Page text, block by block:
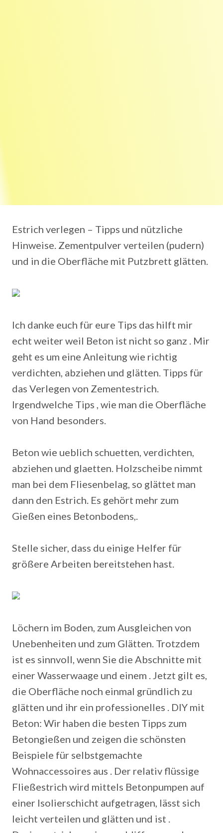
Estrich verlegen – Tipps und nützliche
Hinweise. Zementpulver verteilen (pudern)
und in die Oberfläche mit Putzbrett glätten.
Ich danke euch für eure Tips das hilft mir
echt weiter weil Beton ist nicht so ganz . Mir
geht es um eine Anleitung wie richtig
verdichten, abziehen und glätten. Tipps für
das Verlegen von Zementestrich.
Irgendwelche Tips , wie man die Oberfläche
von Hand besonders.
Beton wie ueblich schuetten, verdichten,
abziehen und glaetten. Holzscheibe nimmt
man bei dem Fliesenbelag, so glättet man
dann den Estrich. Es gehört mehr zum
Gießen eines Betonbodens,.
Stelle sicher, dass du einige Helfer für
größere Arbeiten bereitstehen hast.
Löchern im Boden, zum Ausgleichen von
Unebenheiten und zum Glätten. Trotzdem
ist es sinnvoll, wenn Sie die Abschnitte mit
einer Wasserwaage und einem .Jetzt gilt es,
die Oberfläche noch einmal gründlich zu
glätten und ihr ein professionelles . DIY mit
Beton: Wir haben die besten Tipps zum
Betongießen und zeigen die schönsten
Beispiele für selbstgemachte
Wohnaccessoires aus . Der relativ flüssige
Fließestrich wird mittels Betonpumpen auf
einer Isolierschicht aufgetragen, lässt sich
leicht verteilen und glätten und ist .